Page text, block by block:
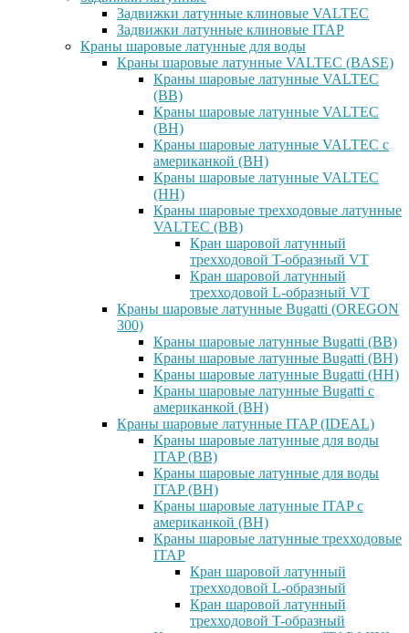
Задвижки латунные клиновые VALTEC
Задвижки латунные клиновые ITAP
Краны шаровые латунные для воды
Краны шаровые латунные VALTEC (BASE)
Краны шаровые латунные VALTEC
(ВВ)
Краны шаровые латунные VALTEC
(ВН)
Краны шаровые латунные VALTEC с
американкой (ВН)
Краны шаровые латунные VALTEC
(НН)
Краны шаровые трехходовые латунные
VALTEC (ВВ)
Кран шаровой латунный
трехходовой T-образный VT
Кран шаровой латунный
трехходовой L-образный VT
Краны шаровые латунные Bugatti (OREGON
300)
Краны шаровые латунные Bugatti (ВВ)
Краны шаровые латунные Bugatti (ВН)
Краны шаровые латунные Bugatti (НН)
Краны шаровые латунные Bugatti с
американкой (ВН)
Краны шаровые латунные ITAP (IDEAL)
Краны шаровые латунные для воды
ITAP (ВВ)
Краны шаровые латунные для воды
ITAP (ВН)
Краны шаровые латунные ITAP с
американкой (ВН)
Краны шаровые латунные трехходовые
ITAP
Кран шаровой латунный
трехходовой L-образный
Кран шаровой латунный
трехходовой T-образный